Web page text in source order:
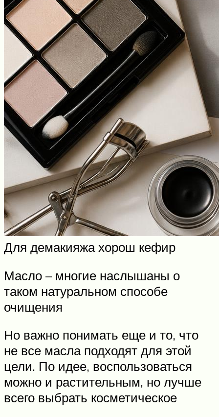
Для демакияжа хорош кефир
Масло – многие наслышаны о
таком натуральном способе
очищения
Но важно понимать еще и то, что
не все масла подходят для этой
цели. По идее, воспользоваться
можно и растительным, но лучше
всего выбрать косметическое